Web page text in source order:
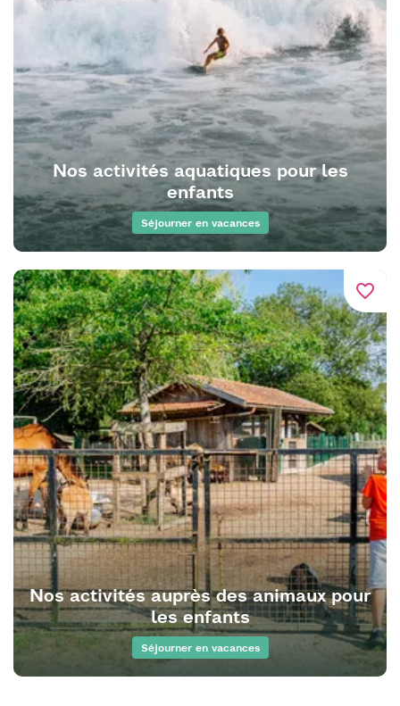
Nos activités aquatiques pour les
enfants
Séjourner en vacances
favorite_border
Nos activités auprès des animaux pour
les enfants
Séjourner en vacances